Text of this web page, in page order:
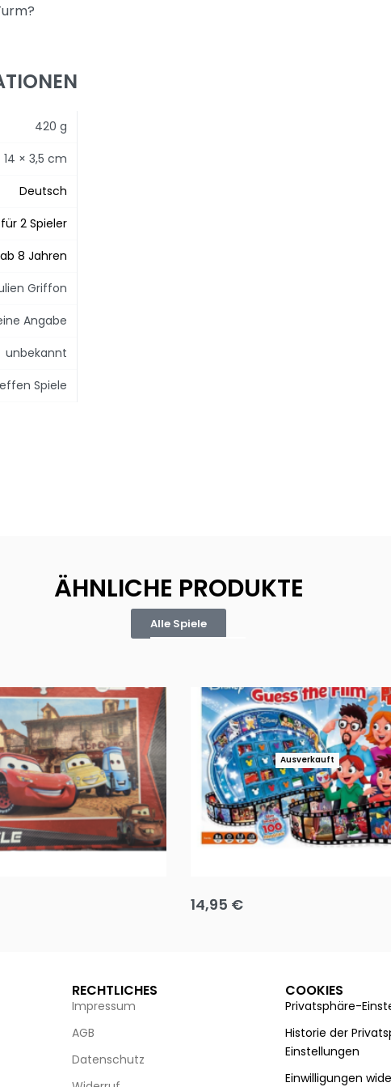
420 g
14 × 3,5 cm
Deutsch
für 2 Spieler
ab 8 Jahren
Griffon
Angabe
unbekannt
Spiele
ÄHNLICHE PRODUKTE
Alle Spiele
Ausverkauft
14,95 €
RECHTLICHES
Impressum
AGB
Datenschutz
COOKIES
Privatsphäre-
Historie der
Einstellungen
Einwilligungen